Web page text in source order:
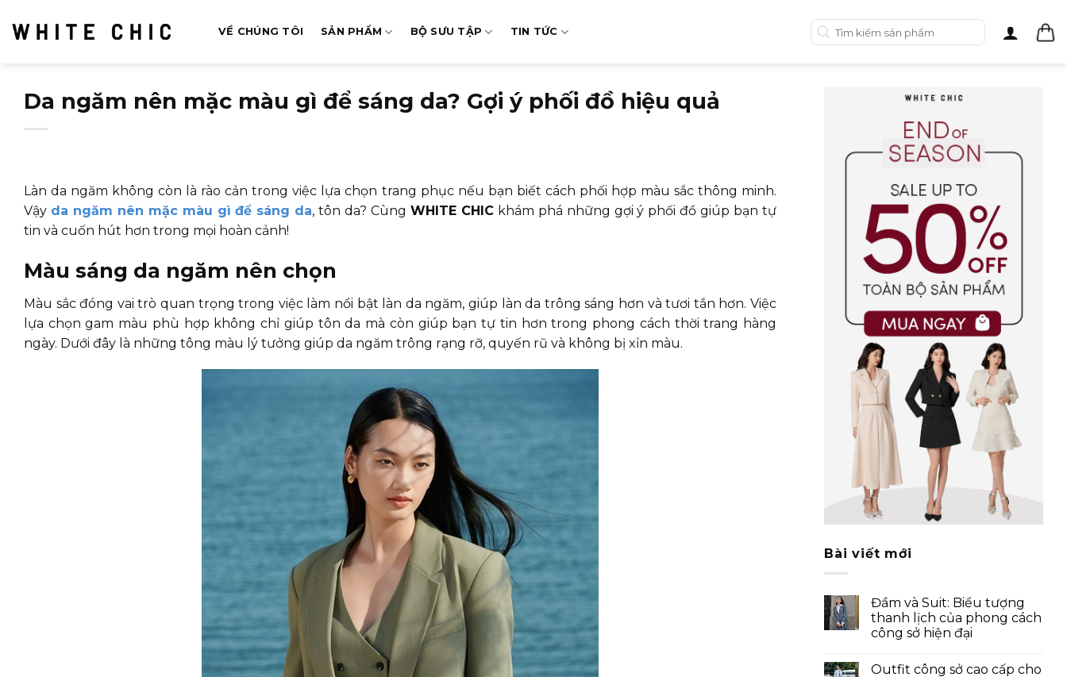
qua
VỀ CHÚNG TÔI SẢN PHẨM BỘ SƯU TẬP TIN TỨC
Tìm
kiếm:
Da ngăm nên mặc màu gì để sáng da? Gợi ý phối đồ hiệu quả
Làn da ngăm không còn là rào cản trong việc lựa chọn trang phục nếu bạn biết cách phối hợp màu sắc thông minh.
Vậy da ngăm nên mặc màu gì để sáng da, tôn da? Cùng WHITE CHICkhám phá những gợi ý phối đồ giúp bạn tự
tin và cuốn hút hơn trong mọi hoàn cảnh!
Màu sáng da ngăm nên chọn
Màu sắc đóng vai trò quan trọng trong việc làm nổi bật làn da ngăm, giúp làn da trông sáng hơn và tươi tắn hơn. Việc
lựa chọn gam màu phù hợp không chỉ giúp tôn da mà còn giúp bạn tự tin hơn trong phong cách thời trang hàng
ngày. Dưới đây là những tông màu lý tưởng giúp da ngăm trông rạng rỡ, quyến rũ và không bị xỉn màu.
Bài viết mới
Đầm và Suit: Biểu tượng
thanh lịch của phong cách
công sở hiện đại
Outfit công sở cao cấp cho